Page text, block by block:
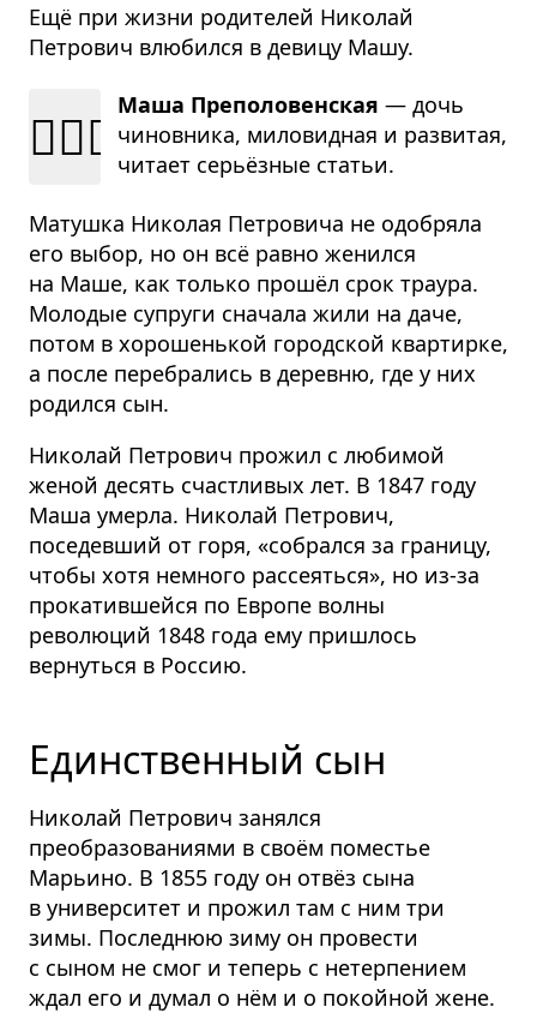
Ещё при жизни родителей Николай
Петрович влюбился в девицу Машу.
👱🏻‍♀️ Маша Преполовенская — дочь
чинов­ника, мило­вид­ная и раз­ви­тая,
читает серьёз­ные ста­тьи.
Матушка Николая Петровича не одобряла
его выбор, но он всё равно женился
на Маше, как только прошёл срок траура.
Молодые супруги сначала жили на даче,
потом в хорошенькой городской квартирке,
а после перебрались в деревню, где у них
родился сын.
Николай Петрович прожил с любимой
женой десять счастливых лет. В 1847 году
Маша умерла. Николай Петрович,
поседевший от горя, «собрался за границу,
чтобы хотя немного рассеяться», но из-за
прокатившейся по Европе волны
революций 1848 года ему пришлось
вернуться в Россию.
Единственный сын
Николай Петрович занялся
преобразованиями в своём поместье
Марьино. В 1855 году он отвёз сына
в университет и прожил там с ним три
зимы. Последнюю зиму он провести
с сыном не смог и теперь с нетерпением
ждал его и думал о нём и о покойной жене.